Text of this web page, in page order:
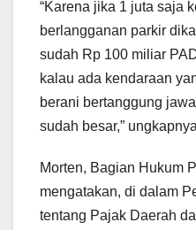
“Karena jika 1 juta saja
berlangganan parkir
sudah Rp 100 miliar
kalau ada kendaraan
berani bertanggung
sudah besar,”
Morten, Bagian Hukum
mengatakan, di dalam
tentang Pajak Daerah